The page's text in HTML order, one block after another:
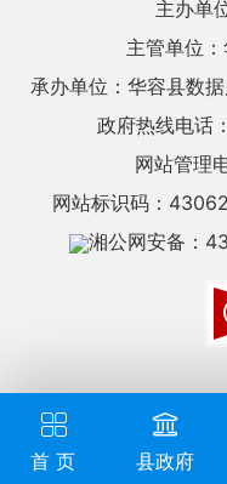
首 页 县政府
主办单
主管单位
承办单位：华容县数
政府热线电话
网站管理
网站标识码：
湘公网安备：